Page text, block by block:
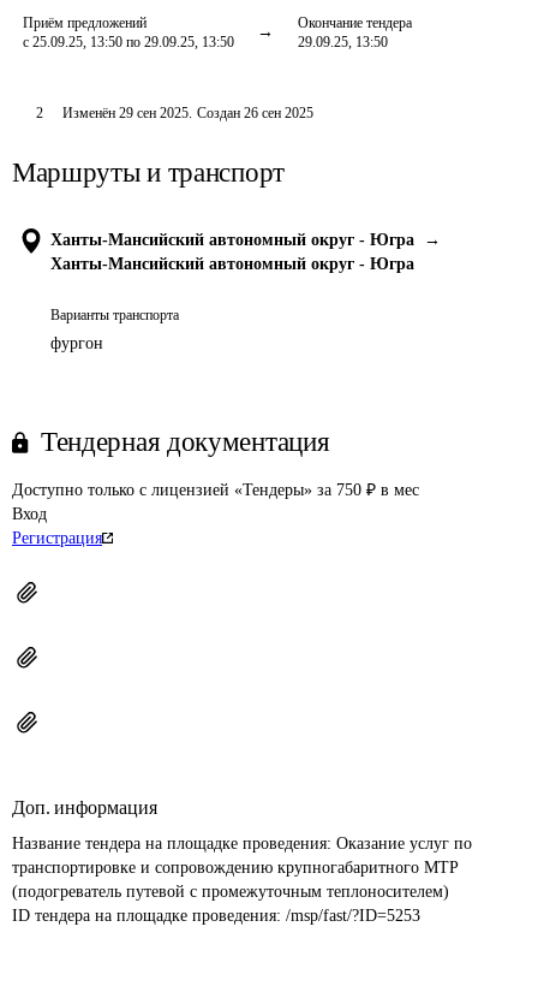
Приём предложений
с 25.09.25, 13:50 по 29.09.25, 13:50
Окончание тендера
29.09.25, 13:50
2 Изменён 29 сен 2025. Создан 26 сен 2025
Маршруты и транспорт
Ханты-Мансийский автономный округ - Югра
→
Ханты-Мансийский автономный округ - Югра
Варианты транспорта
фургон
Тендерная документация
Доступно только с лицензией «Тендеры» за 750 ₽ в мес
Вход
Регистрация
Доп. информация
Название тендера на площадке проведения: Оказание услуг по
транспортировке и сопровождению крупногабаритного МТР
(подогреватель путевой с промежуточным теплоносителем)
ID тендера на площадке проведения: /msp/fast/?ID=5253